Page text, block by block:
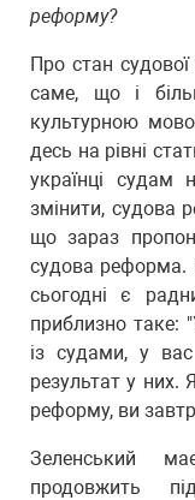
реформу?
Про стан
саме, що і
культурною
десь на рівні
українці
змінити, судова
що зараз
судова реформа.
сьогодні є
приблизно таке:
із судами, у
результат у
реформу, ви
Зеленський
продовжить